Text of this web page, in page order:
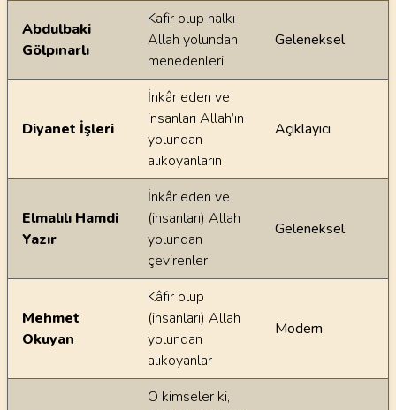
Ayetin meallerindeki dilsel farklılıklar
Abdulbaki
Gölpınarlı
Kafir olup halkı
Allah yolundan
menedenleri
Geleneksel
Diyanet İşleri
İnkâr eden ve
insanları Allah’ın
yolundan
alıkoyanların
Açıklayıcı
Elmalılı Hamdi
Yazır
İnkâr eden ve
(insanları) Allah
yolundan
çevirenler
Geleneksel
Mehmet
Okuyan
Kâfir olup
(insanları) Allah
yolundan
alıkoyanlar
Modern
O kimseler ki,